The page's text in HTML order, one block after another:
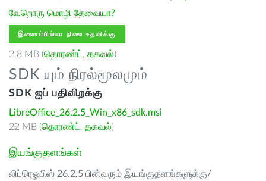
வேறொரு மொழி தேவையா?
இணைப்பில்லா நிலை உதவிக்கு
2.8 MB (தொரண்ட் , தகவல்)
SDK யும் நிரல்மூலமும்
SDK ஐப் பதிவிறக்கு
LibreOffice_26.2.5_Win_x86_sdk.msi
22 MB (தொரண்ட் , தகவல்)
இயங்குதளங்கள்
லிப்ரெஓபிஸ் 26.2.5 பின்வரும் இயங்குதளங்களுக்கு/